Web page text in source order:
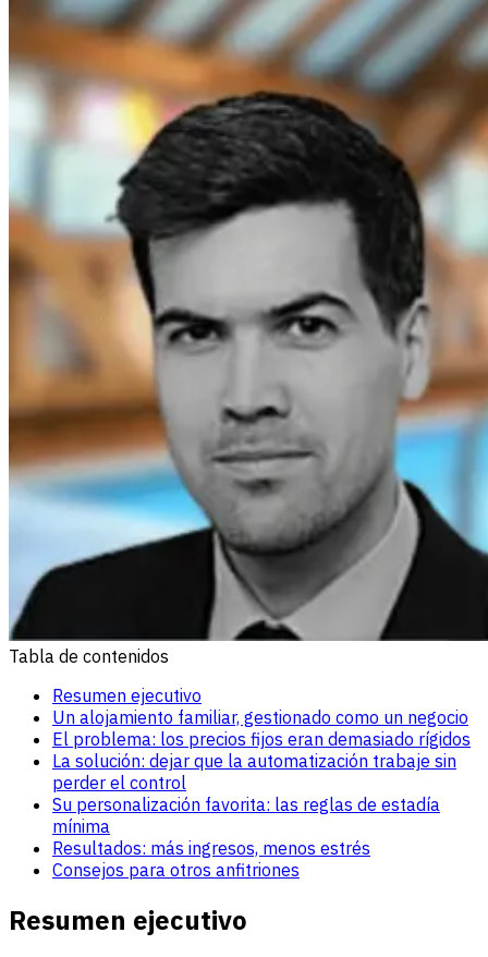
Tabla de contenidos
Resumen ejecutivo
Un alojamiento familiar, gestionado como un negocio
El problema: los precios fijos eran demasiado rígidos
La solución: dejar que la automatización trabaje sin
perder el control
Su personalización favorita: las reglas de estadía
mínima
Resultados: más ingresos, menos estrés
Consejos para otros anfitriones
Resumen ejecutivo